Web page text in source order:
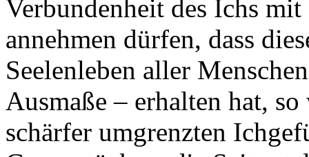
Verbundenheit des Ichs
annehmen dürfen, dass
Seelenleben aller
Ausmaße – erhalten hat,
schärfer umgrenzten